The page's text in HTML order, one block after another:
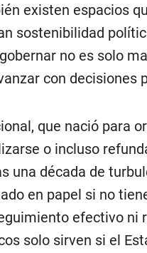
existen espacios
sostenibilidad
no es solo
con decisiones
que nació para
o incluso
una década de
en papel si no
efectivo ni
solo sirven si el